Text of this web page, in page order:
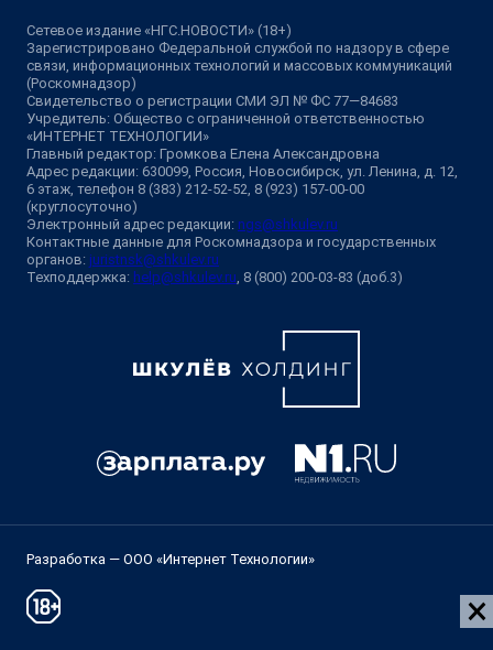
Сетевое издание «НГС.НОВОСТИ» (18+)
Зарегистрировано Федеральной службой по надзору в сфере
связи, информационных технологий и массовых коммуникаций
(Роскомнадзор)
Свидетельство о регистрации СМИ ЭЛ № ФС 77—84683
Учредитель: Общество с ограниченной ответственностью
«ИНТЕРНЕТ ТЕХНОЛОГИИ»
Главный редактор: Громкова Елена Александровна
Адрес редакции: 630099, Россия, Новосибирск, ул. Ленина, д. 12,
6 этаж, телефон 8 (383) 212-52-52, 8 (923) 157-00-00
(круглосуточно)
Электронный адрес редакции: ngs@shkulev.ru
Контактные данные для Роскомнадзора и государственных
органов: juristnsk@shkulev.ru
Техподдержка: help@shkulev.ru , 8 (800) 200-03-83 (доб.3)
Разработка — ООО «Интернет Технологии»